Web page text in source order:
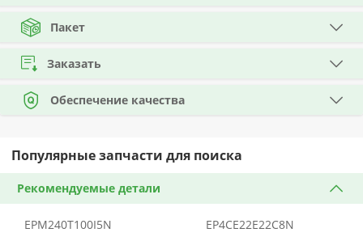
Пакет
Заказать
Обеспечение качества
Популярные запчасти для поиска
Рекомендуемые детали
EPM240T100I5N
EP4CE22E22C8N